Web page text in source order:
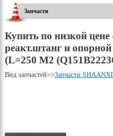
Запчасти
Купить по низкой
реакт.штанг и
(L=250 М2
Вид запчастей>>Запчасти SHAANXI